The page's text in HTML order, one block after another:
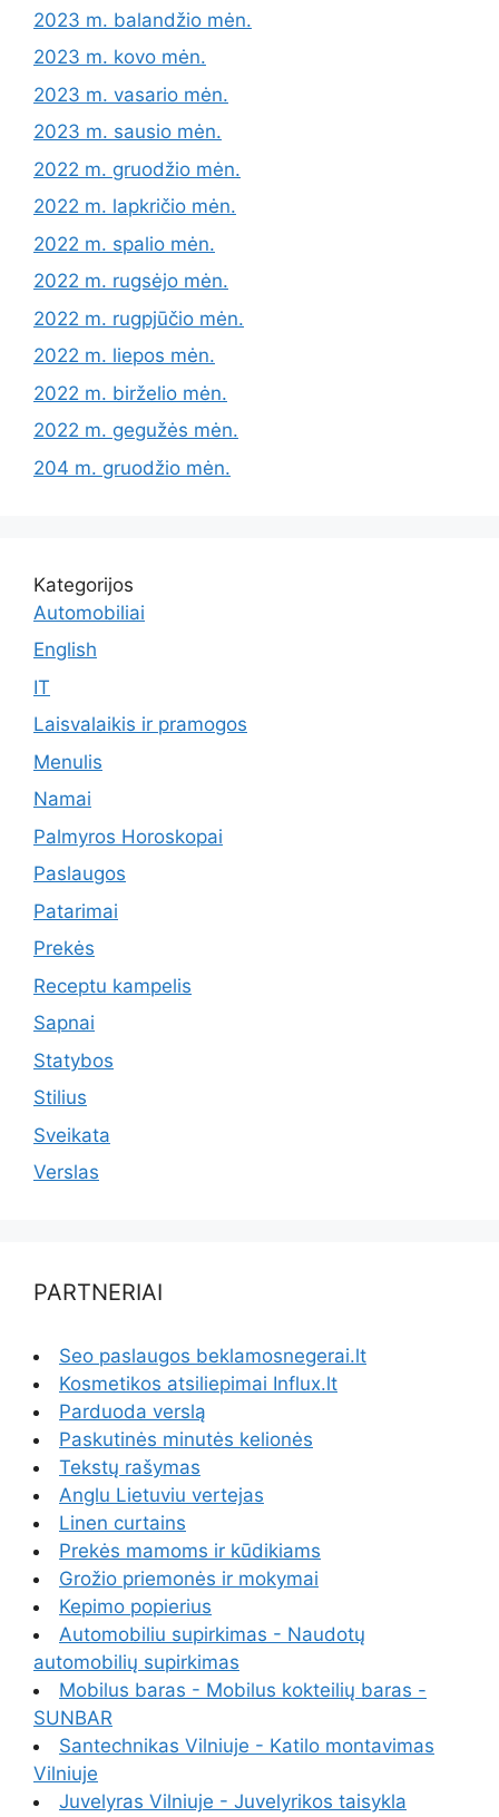
2023 m. balandžio mėn.
2023 m. kovo mėn.
2023 m. vasario mėn.
2023 m. sausio mėn.
2022 m. gruodžio mėn.
2022 m. lapkričio mėn.
2022 m. spalio mėn.
2022 m. rugsėjo mėn.
2022 m. rugpjūčio mėn.
2022 m. liepos mėn.
2022 m. birželio mėn.
2022 m. gegužės mėn.
204 m. gruodžio mėn.
Kategorijos
Automobiliai
English
IT
Laisvalaikis ir pramogos
Menulis
Namai
Palmyros Horoskopai
Paslaugos
Patarimai
Prekės
Receptu kampelis
Sapnai
Statybos
Stilius
Sveikata
Verslas
PARTNERIAI
Seo paslaugos beklamosnegerai.lt
Kosmetikos atsiliepimai Influx.lt
Parduoda verslą
Paskutinės minutės kelionės
Tekstų rašymas
Anglu Lietuviu vertejas
Linen curtains
Prekės mamoms ir kūdikiams
Grožio priemonės ir mokymai
Kepimo popierius
Automobiliu supirkimas - Naudotų
automobilių supirkimas
Mobilus baras - Mobilus kokteilių baras -
SUNBAR
Santechnikas Vilniuje - Katilo montavimas
Vilniuje
Juvelyras Vilniuje - Juvelyrikos taisykla